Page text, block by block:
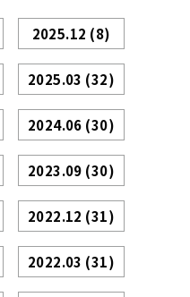
2025.12 (8)
2025.03 (32)
2024.06 (30)
2023.09 (30)
2022.12 (31)
2022.03 (31)